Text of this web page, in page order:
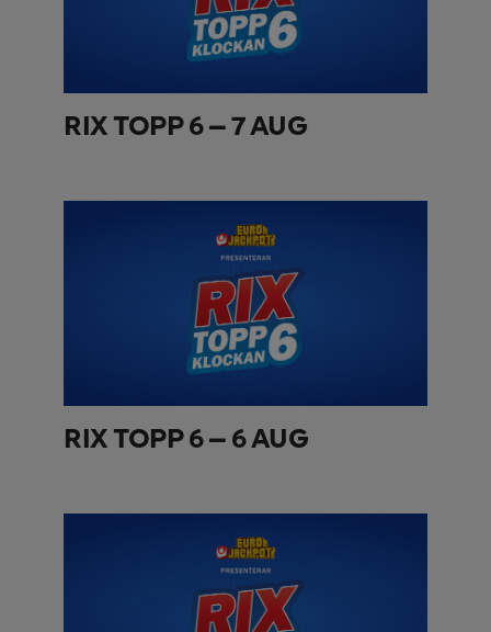
RIX TOPP 6 – 7 AUG
RIX TOPP 6 – 6 AUG